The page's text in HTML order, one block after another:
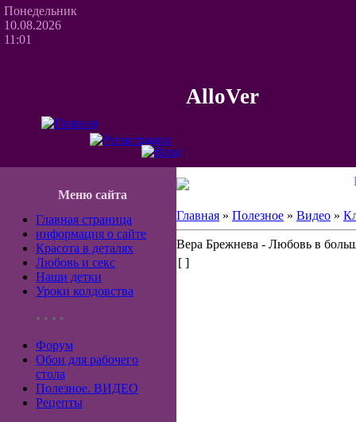
Понедельник
10.08.2026
11:01
AlloVer
Меню сайта
Главная страница
информация о сайте
Красота в деталях
Любовь и секс
Наши детки
Уроки колдовства
• • • •
Форум
Обои для рабочего
стола
Полезное. ВИДЕО
Рецепты
Главная » Полезное » Видео »
Вера Брежнева - Любовь в
[ ]